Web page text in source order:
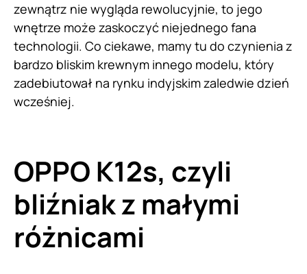
zewnątrz nie wygląda rewolucyjnie, to jego
wnętrze może zaskoczyć niejednego fana
technologii. Co ciekawe, mamy tu do czynienia z
bardzo bliskim krewnym innego modelu, który
zadebiutował na rynku indyjskim zaledwie dzień
wcześniej.
OPPO K12s, czyli
bliźniak z małymi
różnicami